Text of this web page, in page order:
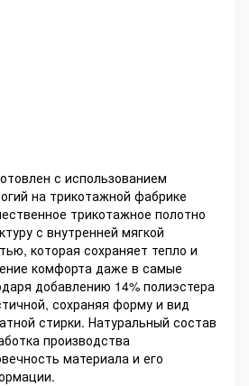
с использованием
на трикотажной фабрике
трикотажное полотно
с внутренней мягкой
которая сохраняет тепло и
комфорта даже в самые
добавлению 14% полиэстера
сохраняя форму и вид
стирки. Натуральный состав
производства
материала и его